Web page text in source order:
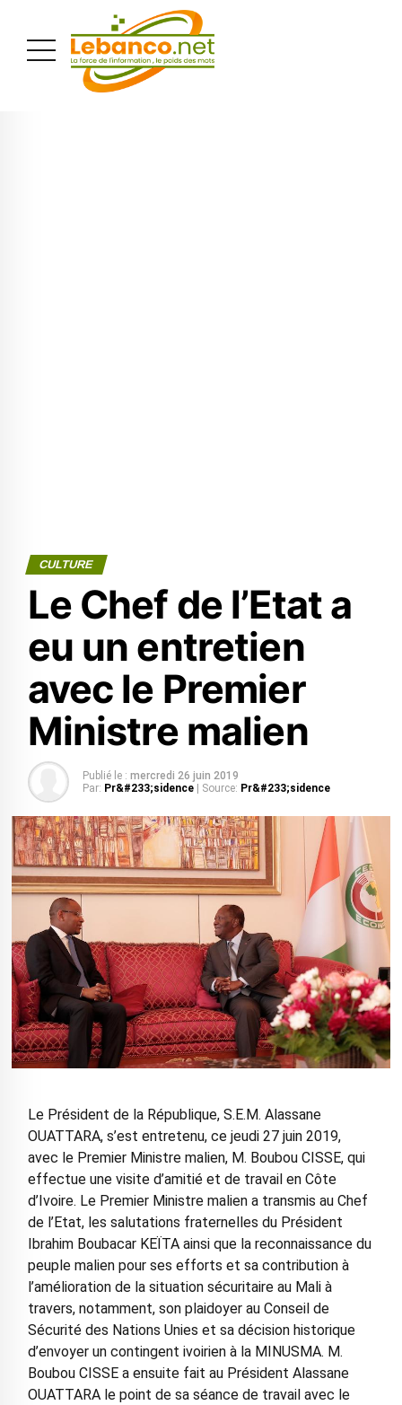
CULTURE
Le Chef de l’Etat a
eu un entretien
avec le Premier
Ministre malien
Publié le : mercredi 26 juin 2019
Par: Pr&#233;sidence | Source: Pr&#233;sidence
Le Président de la République, S.E.M. Alassane
OUATTARA, s’est entretenu, ce jeudi 27 juin 2019,
avec le Premier Ministre malien, M. Boubou CISSE, qui
effectue une visite d’amitié et de travail en Côte
d’Ivoire. Le Premier Ministre malien a transmis au Chef
de l’Etat, les salutations fraternelles du Président
Ibrahim Boubacar KEÏTA ainsi que la reconnaissance du
peuple malien pour ses efforts et sa contribution à
l’amélioration de la situation sécuritaire au Mali à
travers, notamment, son plaidoyer au Conseil de
Sécurité des Nations Unies et sa décision historique
d’envoyer un contingent ivoirien à la MINUSMA. M.
Boubou CISSE a ensuite fait au Président Alassane
OUATTARA le point de sa séance de travail avec le